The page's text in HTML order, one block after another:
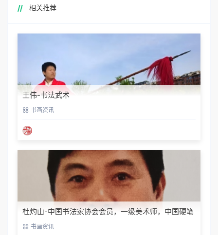
相关推荐
王伟-书法武术
书画资讯
杜灼山-中国书法家协会会员，一级美术师，中国硬笔
书法家协会会员
书画资讯